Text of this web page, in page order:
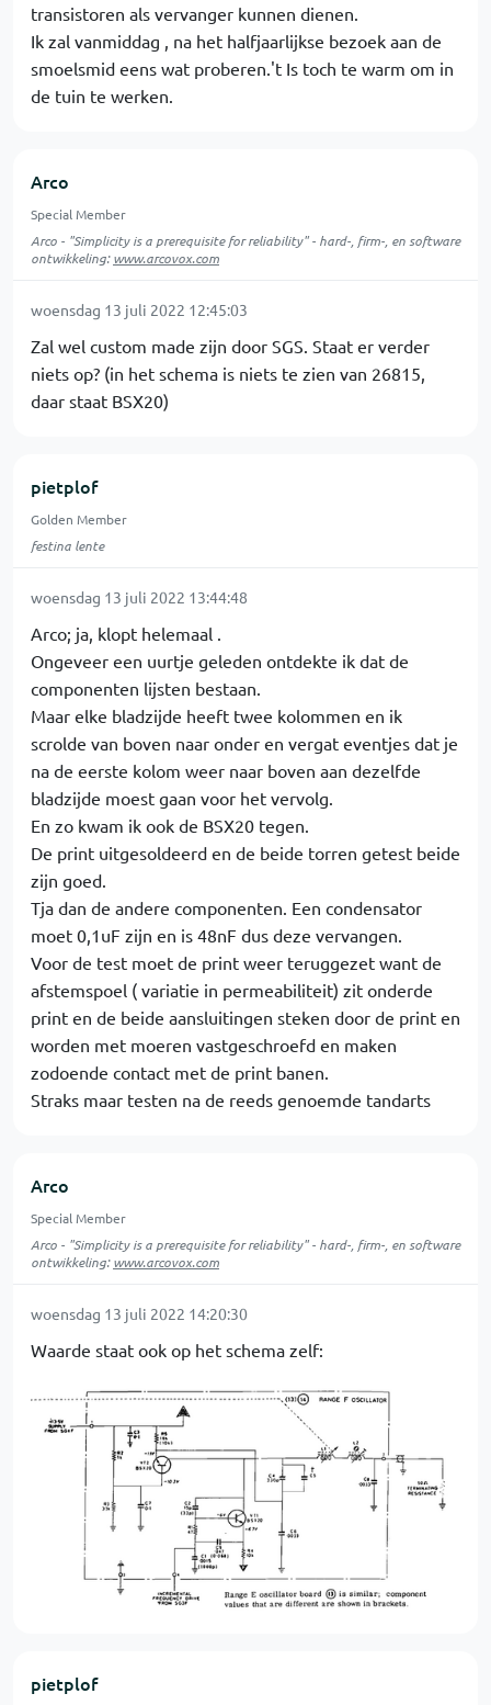
transistoren als vervanger kunnen dienen.
Ik zal vanmiddag , na het halfjaarlijkse bezoek aan de
smoelsmid eens wat proberen.'t Is toch te warm om in
de tuin te werken.
Arco
Special Member
Arco - "Simplicity is a prerequisite for reliability" - hard-, firm-, en software
ontwikkeling:www.arcovox.com
woensdag 13 juli 2022 12:45:03
Zal wel custom made zijn door SGS. Staat er verder
niets op? (in het schema is niets te zien van 26815,
daar staat BSX20)
pietplof
Golden Member
festina lente
woensdag 13 juli 2022 13:44:48
Arco; ja, klopt helemaal .
Ongeveer een uurtje geleden ontdekte ik dat de
componenten lijsten bestaan.
Maar elke bladzijde heeft twee kolommen en ik
scrolde van boven naar onder en vergat eventjes dat je
na de eerste kolom weer naar boven aan dezelfde
bladzijde moest gaan voor het vervolg.
En zo kwam ik ook de BSX20 tegen.
De print uitgesoldeerd en de beide torren getest beide
zijn goed.
Tja dan de andere componenten. Een condensator
moet 0,1uF zijn en is 48nF dus deze vervangen.
Voor de test moet de print weer teruggezet want de
afstemspoel ( variatie in permeabiliteit) zit onderde
print en de beide aansluitingen steken door de print en
worden met moeren vastgeschroefd en maken
zodoende contact met de print banen.
Straks maar testen na de reeds genoemde tandarts
Arco
Special Member
Arco - "Simplicity is a prerequisite for reliability" - hard-, firm-, en software
ontwikkeling:www.arcovox.com
woensdag 13 juli 2022 14:20:30
Waarde staat ook op het schema zelf:
pietplof